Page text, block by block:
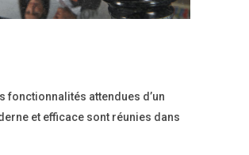
fonctionnalités attendues d’un
et efficace sont réunies dans